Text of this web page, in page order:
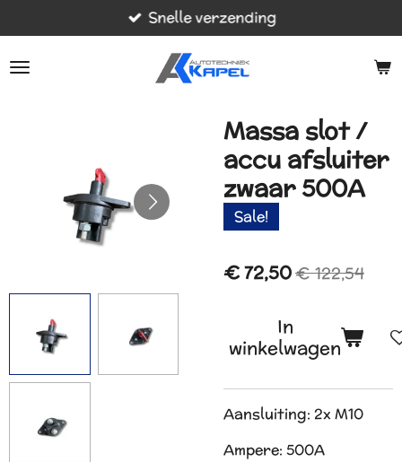
direct
naar
Snelle verzending
Massa slot /
accu afsluiter
zwaar 500A
Sale!
€ 72,50€ 122,54
In
winkelwagen
Aansluiting: 2x M10
Ampere: 500A